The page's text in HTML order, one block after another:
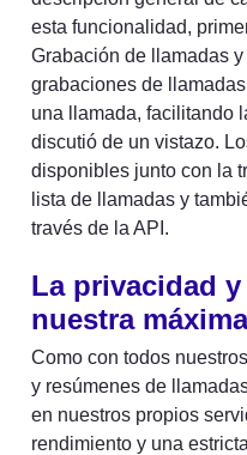
esta funcionalidad,
Grabación de llamadas
grabaciones de llamadas
una llamada, facilitando
discutió de un vistazo.
disponibles junto con la
lista de llamadas y
través de la API.
La privacidad
nuestra
Como con todos
y resúmenes de
en nuestros propios
rendimiento y una